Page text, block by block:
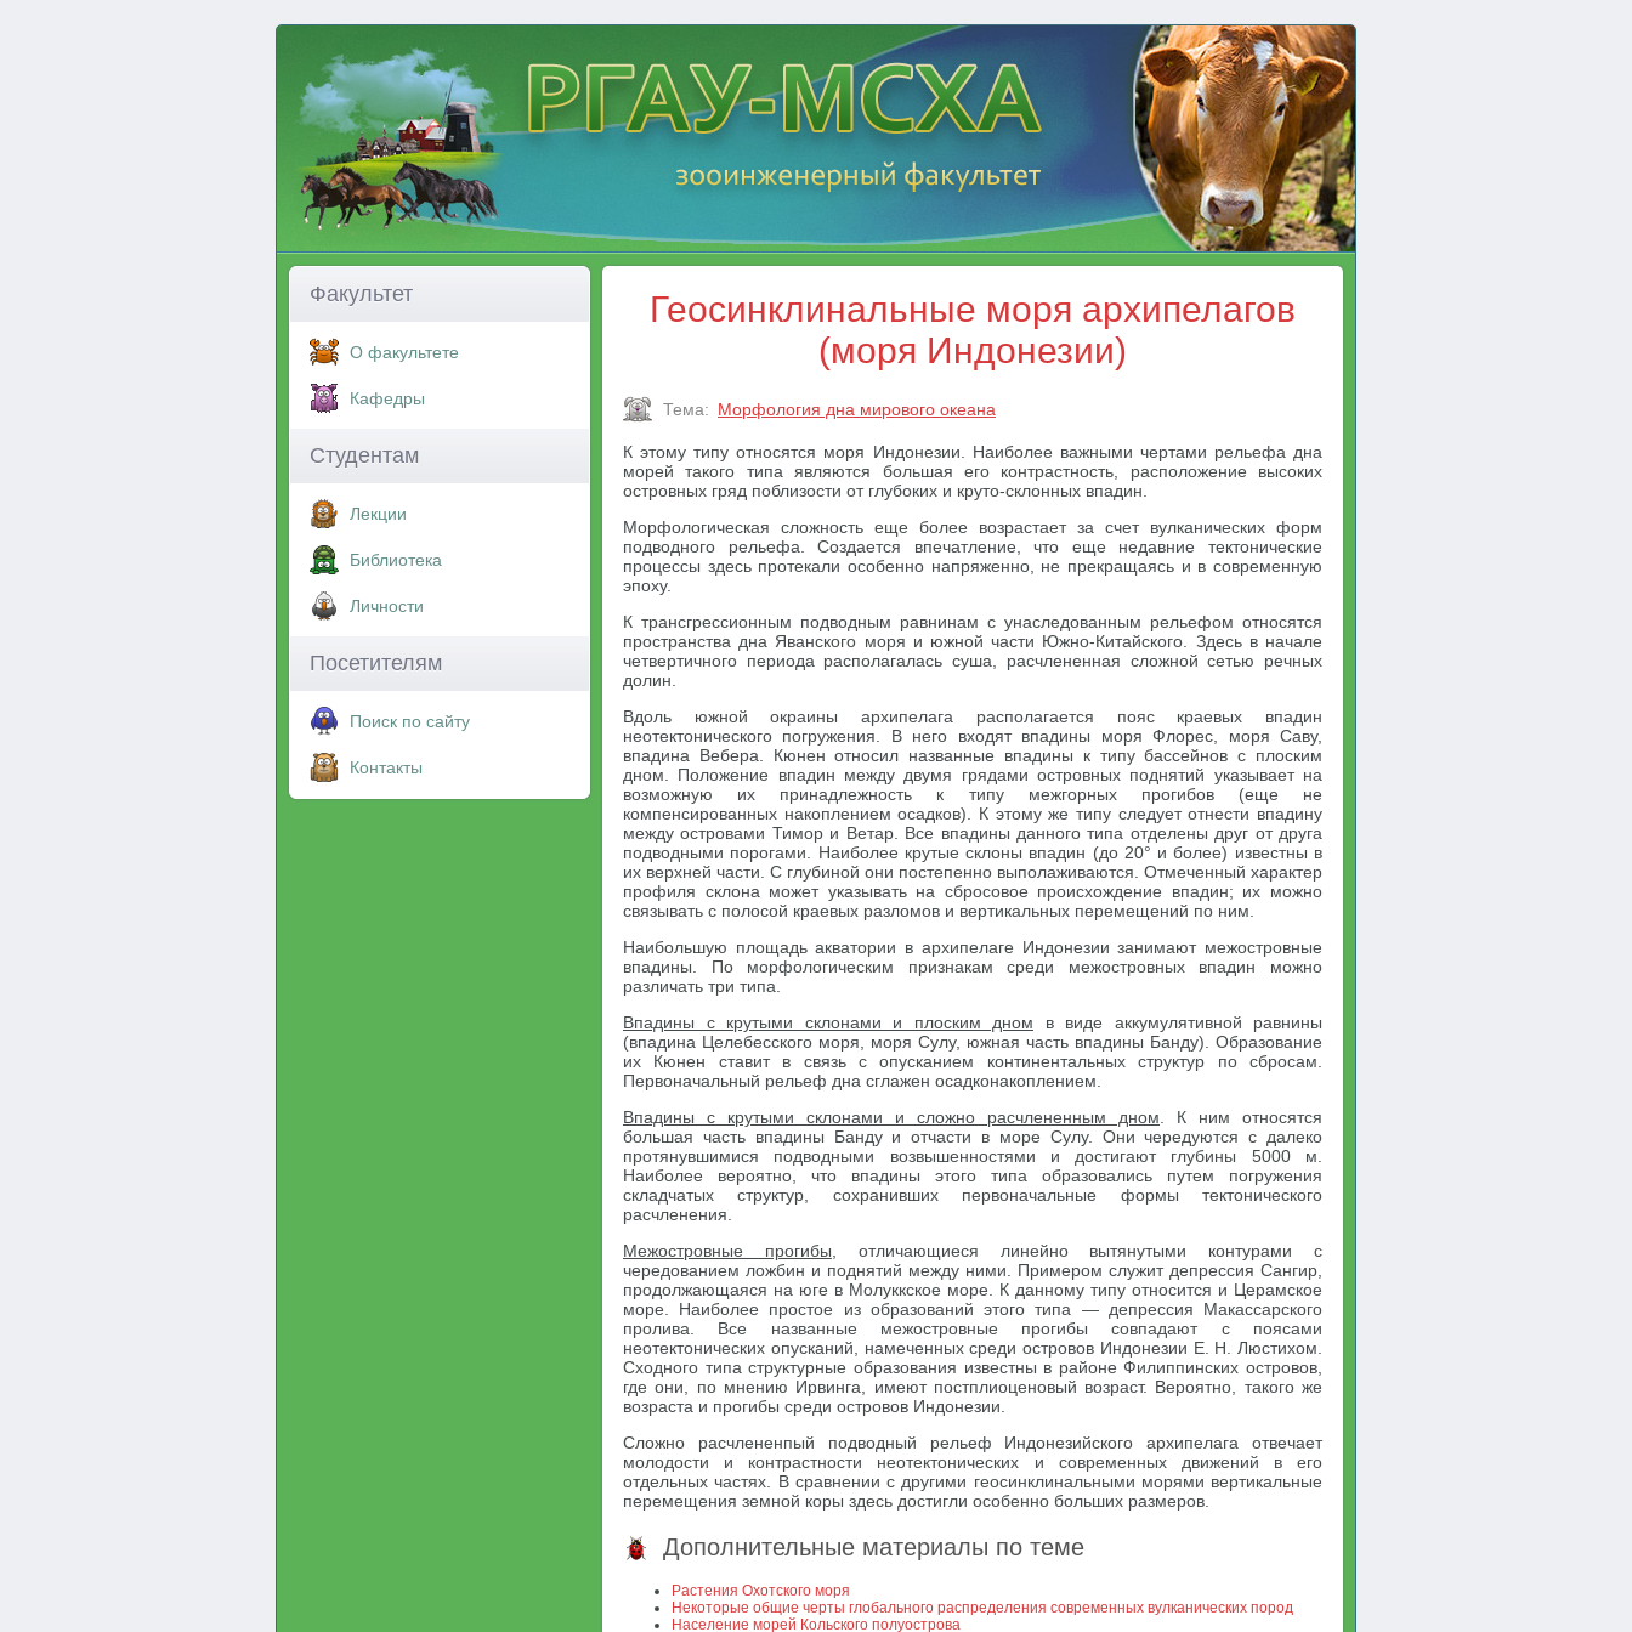
Факультет
О факультете
Кафедры
Студентам
Лекции
Библиотека
Личности
Посетителям
Поиск по сайту
Контакты
Геосинклинальные моря архипелагов
(моря Индонезии)
Тема: Морфология дна мирового океана
К этому типу относятся моря Индонезии. Наиболее важными чертами рельефа дна
морей такого типа являются большая его контрастность, расположение высоких
островных гряд поблизости от глубоких и круто-склонных впадин.
Морфологическая сложность еще более возрастает за счет вулканических форм
подводного рельефа. Создается впечатление, что еще недавние тектонические
процессы здесь протекали особенно напряженно, не прекращаясь и в современную
эпоху.
К трансгрессионным подводным равнинам с унаследованным рельефом относятся
пространства дна Яванского моря и южной части Южно-Китайского. Здесь в начале
четвертичного периода располагалась суша, расчлененная сложной сетью речных
долин.
Вдоль южной окраины архипелага располагается пояс краевых впадин
неотектонического погружения. В него входят впадины моря Флорес, моря Саву,
впадина Вебера. Кюнен относил названные впадины к типу бассейнов с плоским
дном. Положение впадин между двумя грядами островных поднятий указывает на
возможную их принадлежность к типу межгорных прогибов (еще не
компенсированных накоплением осадков). К этому же типу следует отнести впадину
между островами Тимор и Ветар. Все впадины данного типа отделены друг от друга
подводными порогами. Наиболее крутые склоны впадин (до 20° и более) известны в
их верхней части. С глубиной они постепенно выполаживаются. Отмеченный характер
профиля склона может указывать на сбросовое происхождение впадин; их можно
связывать с полосой краевых разломов и вертикальных перемещений по ним.
Наибольшую площадь акватории в архипелаге Индонезии занимают межостровные
впадины. По морфологическим признакам среди межостровных впадин можно
различать три типа.
Впадины с крутыми склонами и плоским дном в виде аккумулятивной равнины
(впадина Целебесского моря, моря Сулу, южная часть впадины Банду). Образование
их Кюнен ставит в связь с опусканием континентальных структур по сбросам.
Первоначальный рельеф дна сглажен осадконакоплением.
Впадины с крутыми склонами и сложно расчлененным дном . К ним относятся
большая часть впадины Банду и отчасти в море Сулу. Они чередуются с далеко
протянувшимися подводными возвышенностями и достигают глубины 5000 м.
Наиболее вероятно, что впадины этого типа образовались путем погружения
складчатых структур, сохранивших первоначальные формы тектонического
расчленения.
Межостровные прогибы , отличающиеся линейно вытянутыми контурами с
чередованием ложбин и поднятий между ними. Примером служит депрессия Сангир,
продолжающаяся на юге в Молуккское море. К данному типу относится и Церамское
море. Наиболее простое из образований этого типа — депрессия Макассарского
пролива. Все названные межостровные прогибы совпадают с поясами
неотектонических опусканий, намеченных среди островов Индонезии Е. Н. Люстихом.
Сходного типа структурные образования известны в районе Филиппинских островов,
где они, по мнению Ирвинга, имеют постплиоценовый возраст. Вероятно, такого же
возраста и прогибы среди островов Индонезии.
Сложно расчлененпый подводный рельеф Индонезийского архипелага отвечает
молодости и контрастности неотектонических и современных движений в его
отдельных частях. В сравнении с другими геосинклинальными морями вертикальные
перемещения земной коры здесь достигли особенно больших размеров.
Дополнительные материалы по теме
Растения Охотского моря
Некоторые общие черты глобального распределения современных вулканических пород
Население морей Кольского полуострова